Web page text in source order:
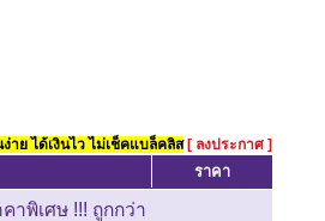
าย ได้เงินไว ไม่เช็คแบล็คลิส [ ลงประกาศ ]
ราคา
าพิเศษ !!! ถูกกว่า